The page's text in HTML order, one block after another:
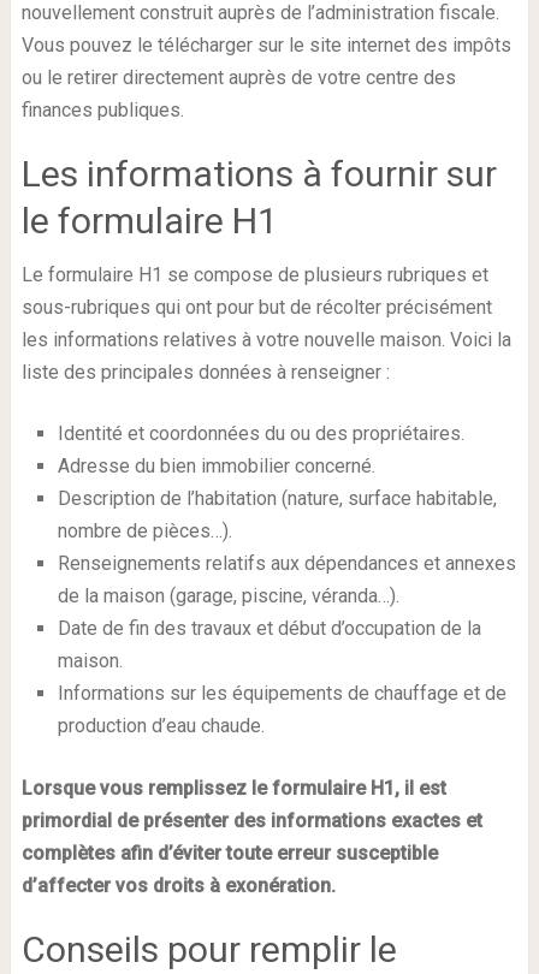
nouvellement construit auprès de l’administration fiscale.
Vous pouvez le télécharger sur le site internet des impôts
ou le retirer directement auprès de votre centre des
finances publiques.
Les informations à fournir sur
le formulaire H1
Le formulaire H1 se compose de plusieurs rubriques et
sous-rubriques qui ont pour but de récolter précisément
les informations relatives à votre nouvelle maison. Voici la
liste des principales données à renseigner :
Identité et coordonnées du ou des propriétaires.
Adresse du bien immobilier concerné.
Description de l’habitation (nature, surface habitable,
nombre de pièces…).
Renseignements relatifs aux dépendances et annexes
de la maison (garage, piscine, véranda…).
Date de fin des travaux et début d’occupation de la
maison.
Informations sur les équipements de chauffage et de
production d’eau chaude.
Lorsque vous remplissez le formulaire H1, il est
primordial de présenter des informations exactes et
complètes afin d’éviter toute erreur susceptible
d’affecter vos droits à exonération.
Conseils pour remplir le